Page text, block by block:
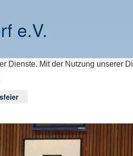
e.V.
Dienste. Mit der Nutzung unserer